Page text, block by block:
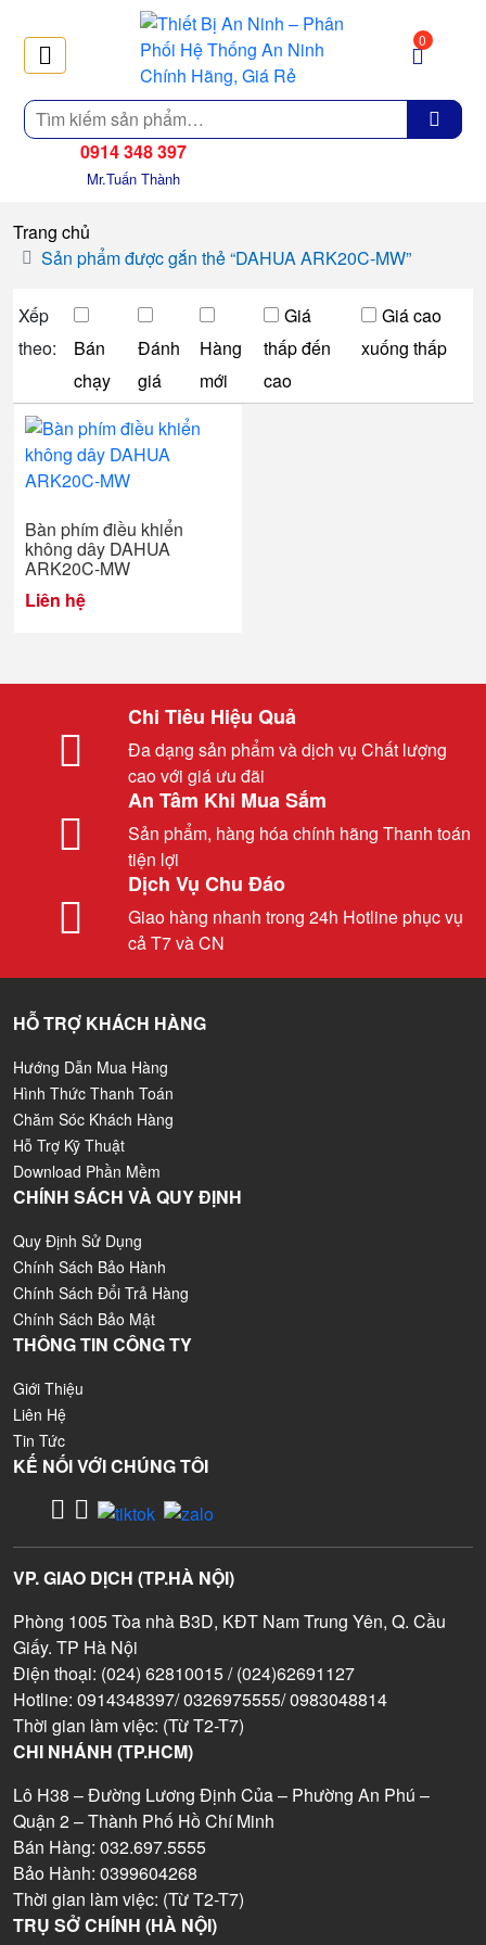
Tìm
kiếm
0
0914 348 397
Mr.Tuấn Thành
Trang chủ
Sản phẩm được gắn thẻ “DAHUA ARK20C-MW”
Xếp
theo:
Bán
chạy
Đánh
giá
Hàng
mới
Giá
thấp đến
cao
Giá cao
xuống thấp
Bàn phím điều khiển
không dây DAHUA
ARK20C-MW
Liên hệ
Chi Tiêu Hiệu Quả
Đa dạng sản phẩm và dịch vụ Chất lượng
cao với giá ưu đãi
An Tâm Khi Mua Sắm
Sản phẩm, hàng hóa chính hãng Thanh toán
tiện lợi
Dịch Vụ Chu Đáo
Giao hàng nhanh trong 24h Hotline phục vụ
cả T7 và CN
HỖ TRỢ KHÁCH HÀNG
Hướng Dẫn Mua Hàng
Hình Thức Thanh Toán
Chăm Sóc Khách Hàng
Hỗ Trợ Kỹ Thuật
Download Phần Mềm
CHÍNH SÁCH VÀ QUY ĐỊNH
Quy Định Sử Dụng
Chính Sách Bảo Hành
Chính Sách Đổi Trả Hàng
Chính Sách Bảo Mật
THÔNG TIN CÔNG TY
Giới Thiệu
Liên Hệ
Tin Tức
KẾ NỐI VỚI CHÚNG TÔI
VP. GIAO DỊCH (TP.HÀ NỘI)
Phòng 1005 Tòa nhà B3D, KĐT Nam Trung Yên, Q. Cầu
Giấy. TP Hà Nội
Điện thoại: (024) 62810015 / (024)62691127
Hotline: 0914348397/ 0326975555/ 0983048814
Thời gian làm việc: (Từ T2-T7)
CHI NHÁNH (TP.HCM)
Lô H38 – Đường Lương Định Của – Phường An Phú –
Quận 2 – Thành Phố Hồ Chí Minh
Bán Hàng: 032.697.5555
Bảo Hành: 0399604268
Thời gian làm việc: (Từ T2-T7)
TRỤ SỞ CHÍNH (HÀ NỘI)